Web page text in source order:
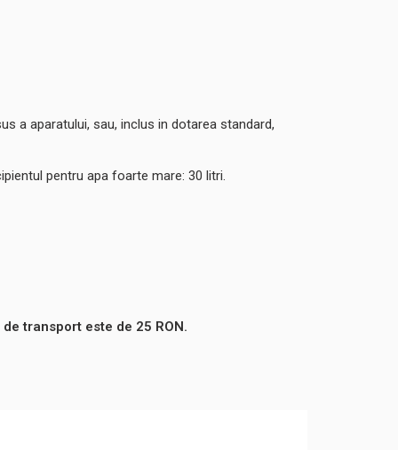
a aparatului, sau, inclus in dotarea standard,
pentru apa foarte mare: 30 litri.
transport este de 25 RON.